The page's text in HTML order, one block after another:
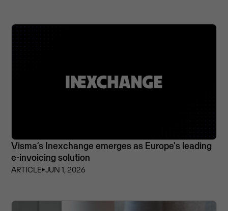
Visma’s Inexchange emerges as Europe's leading
e-invoicing solution
ARTICLE⏵JUN 1, 2026